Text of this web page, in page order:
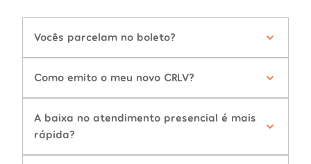
Vocês parcelam no boleto?
Como emito o meu novo CRLV?
A baixa no atendimento presencial é mais
rápida?